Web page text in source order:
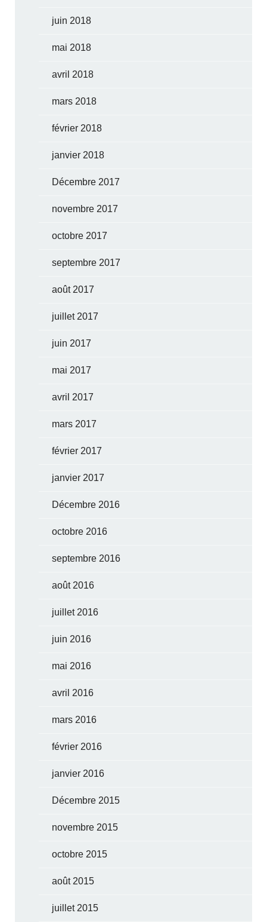
juin 2018
mai 2018
avril 2018
mars 2018
février 2018
janvier 2018
Décembre 2017
novembre 2017
octobre 2017
septembre 2017
août 2017
juillet 2017
juin 2017
mai 2017
avril 2017
mars 2017
février 2017
janvier 2017
Décembre 2016
octobre 2016
septembre 2016
août 2016
juillet 2016
juin 2016
mai 2016
avril 2016
mars 2016
février 2016
janvier 2016
Décembre 2015
novembre 2015
octobre 2015
août 2015
juillet 2015